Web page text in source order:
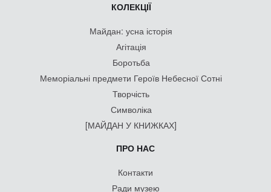
КОЛЕКЦІЇ
Майдан: усна історія
Агітація
Боротьба
Меморіальні предмети Героїв Небесної Сотні
Творчість
Символіка
[МАЙДАН У КНИЖКАХ]
ПРО НАС
Контакти
Ради музею